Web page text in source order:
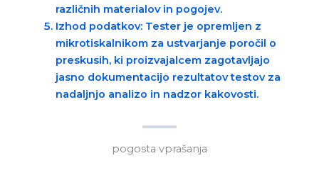
različnih materialov in pogojev.
Izhod podatkov: Tester je opremljen z
mikrotiskalnikom za ustvarjanje poročil o
preskusih, ki proizvajalcem zagotavljajo
jasno dokumentacijo rezultatov testov za
nadaljnjo analizo in nadzor kakovosti.
pogosta vprašanja